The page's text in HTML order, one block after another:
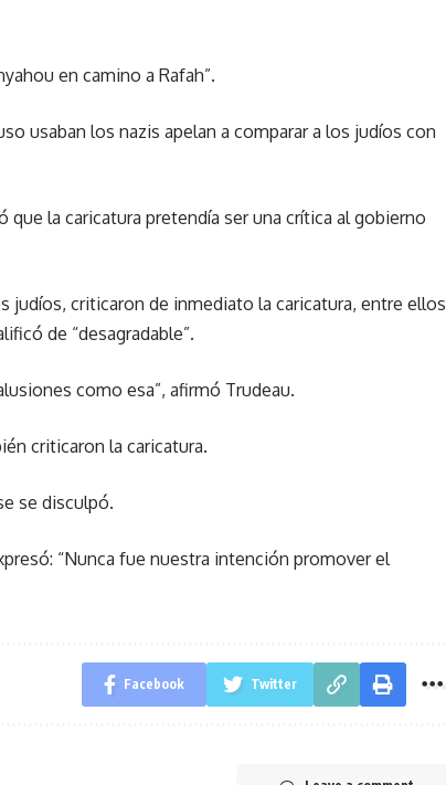
en camino a Rafah”.
usaban los nazis apelan a comparar a los judíos con
que la caricatura pretendía ser una crítica al gobierno
judíos, criticaron de inmediato la caricatura, entre ellos
de “desagradable”.
como esa”, afirmó Trudeau.
criticaron la caricatura.
se disculpó.
“Nunca fue nuestra intención promover el
Facebook Twitter